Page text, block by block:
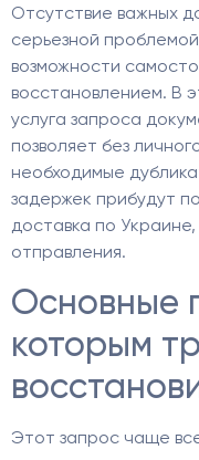
Отсутствие важных
серьезной
возможности
восстановлением. В
услуга запроса
позволяет без
необходимые
задержек прибудут
доставка по
отправления.
Основные
которым
Этот запрос чаще